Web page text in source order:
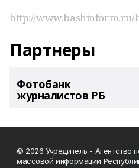
http://www.bashinform.ru/
Партнеры
Фотобанк
журналистов РБ
© 2026 Учредитель - Агентство
массовой информации